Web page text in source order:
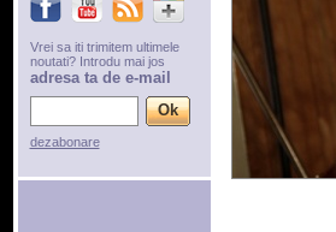
Vrei sa iti trimitem ultimele
noutati? Introdu mai jos
adresa ta de e-mail
dezabonare